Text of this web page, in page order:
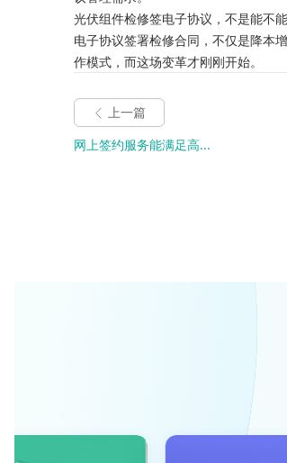
光伏组件检修签电子协议，不是能不
电子协议签署检修合同，不仅是降本
作模式，而这场变革才刚刚开始。
上一篇
网上签约服务能满足高...